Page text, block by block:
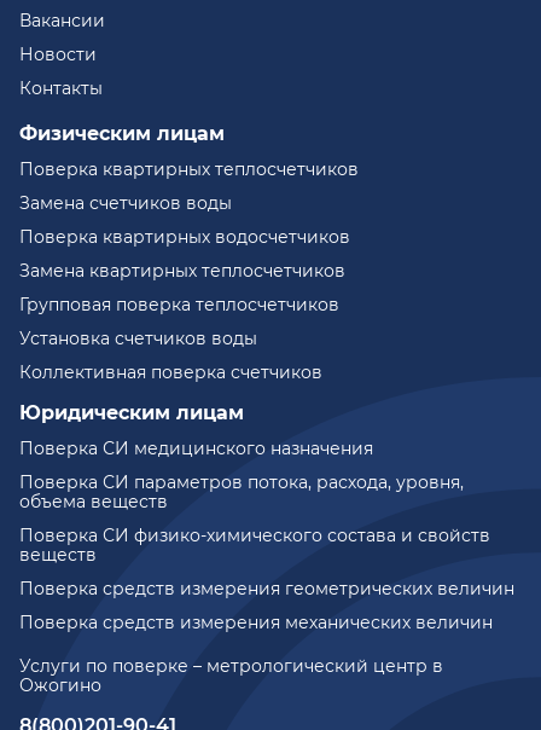
Услуги по поверке – метрологический центр в
Ожогино
Вакансии
Новости
Контакты
Физическим лицам
Поверка квартирных теплосчетчиков
Замена счетчиков воды
Поверка квартирных водосчетчиков
Замена квартирных теплосчетчиков
Групповая поверка теплосчетчиков
Установка счетчиков воды
Коллективная поверка счетчиков
Юридическим лицам
Поверка СИ медицинского назначения
Поверка СИ параметров потока, расхода, уровня,
объема веществ
Поверка СИ физико-химического состава и свойств
веществ
Поверка средств измерения геометрических величин
Поверка средств измерения механических величин